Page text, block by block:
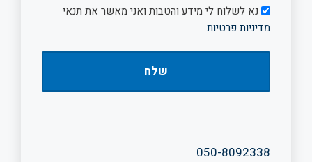
דיוורנא לשלוח לי מידע והטבות ואני מאשר את תנאי
מדיניות פרטיות
050-8092338